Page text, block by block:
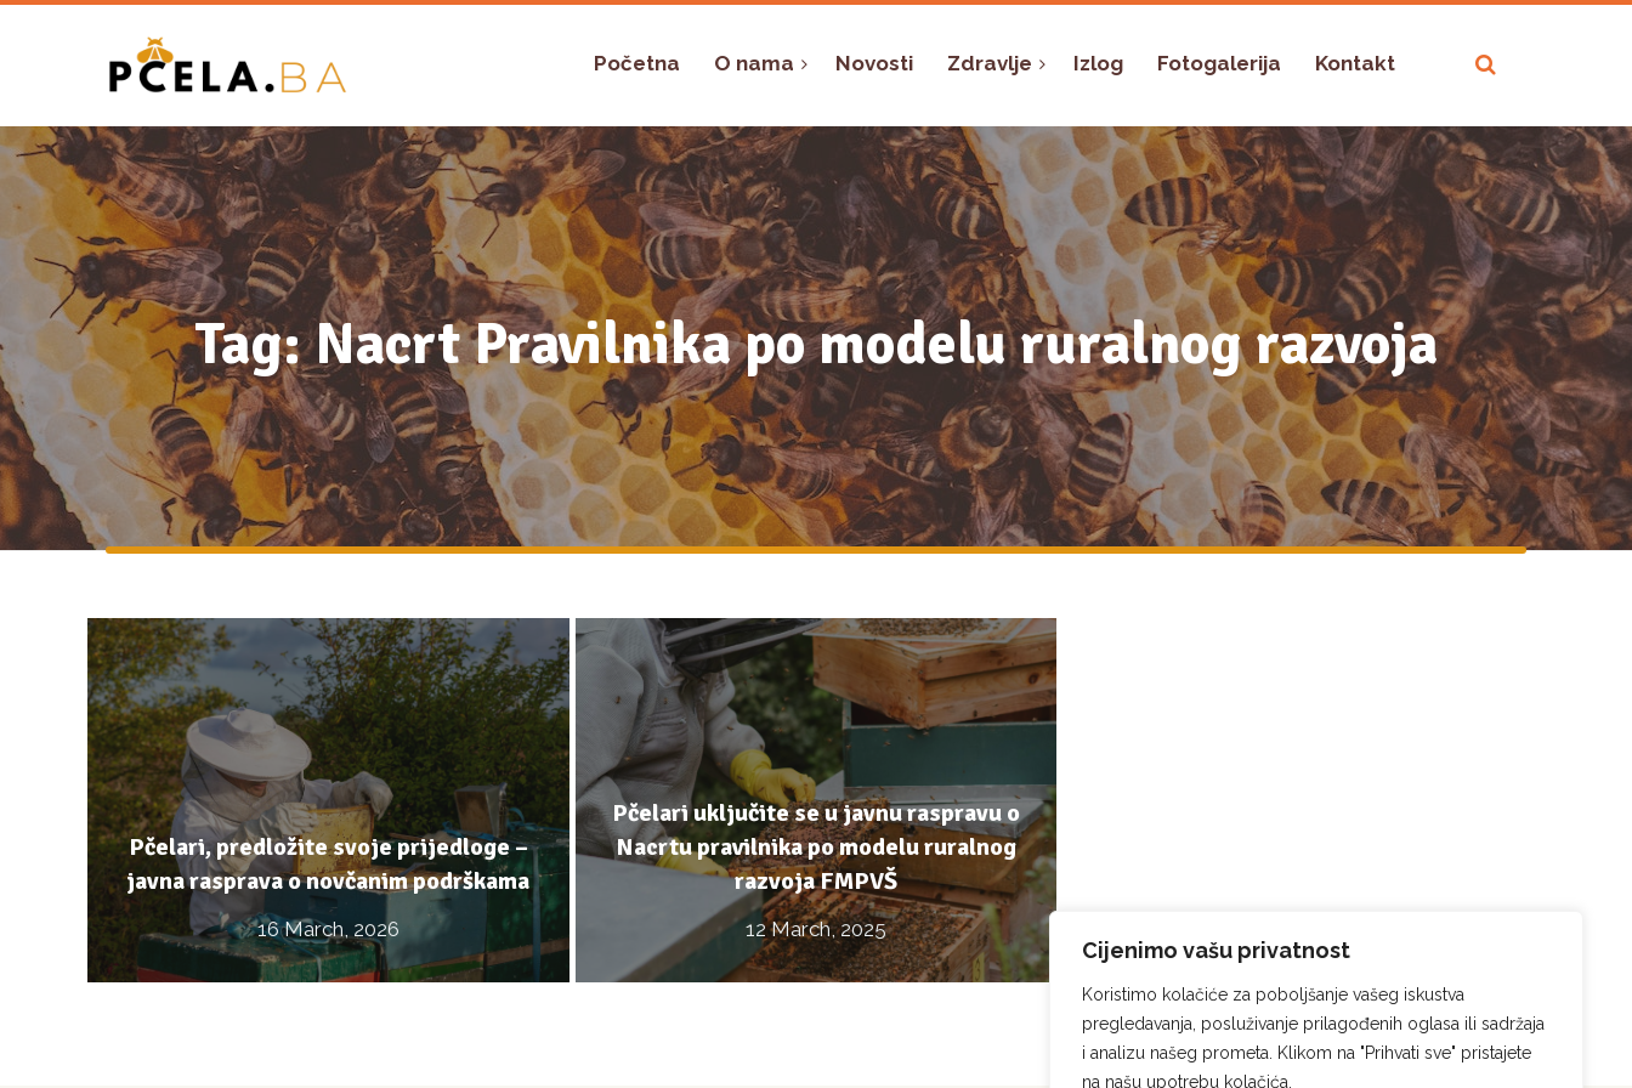
Cijenimo vašu privatnost
Koristimo kolačiće za poboljšanje vašeg iskustva
pregledavanja, posluživanje prilagođenih oglasa ili sadržaja
i analizu našeg prometa. Klikom na "Prihvati sve" pristajete
na našu upotrebu kolačića.
Početna O nama Novosti Zdravlje Izlog Fotogalerija Kontakt
Tag: Nacrt Pravilnika po modelu ruralnog razvoja
Pčelari, predložite svoje prijedloge –
javna rasprava o novčanim podrškama
16 March, 2026
Pčelari uključite se u javnu raspravu o
Nacrtu pravilnika po modelu ruralnog
razvoja FMPVŠ
12 March, 2025